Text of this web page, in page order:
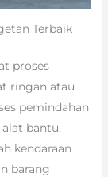
Terbaik
proses
ringan atau
pemindahan
bantu,
kendaraan
barang